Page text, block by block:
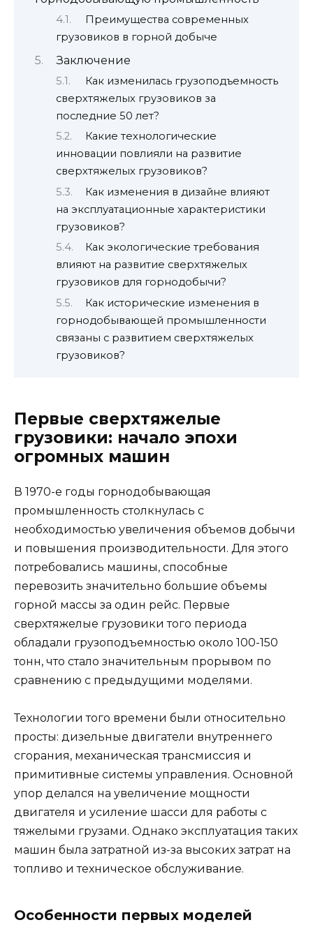
Преимущества современных
грузовиков в горной добыче
Заключение
Как изменилась грузоподъемность
сверхтяжелых грузовиков за
последние 50 лет?
Какие технологические
инновации повлияли на развитие
сверхтяжелых грузовиков?
Как изменения в дизайне влияют
на эксплуатационные характеристики
грузовиков?
Как экологические требования
влияют на развитие сверхтяжелых
грузовиков для горнодобычи?
Как исторические изменения в
горнодобывающей промышленности
связаны с развитием сверхтяжелых
грузовиков?
Первые сверхтяжелые
грузовики: начало эпохи
огромных машин
В 1970-е годы горнодобывающая
промышленность столкнулась с
необходимостью увеличения объемов добычи
и повышения производительности. Для этого
потребовались машины, способные
перевозить значительно большие объемы
горной массы за один рейс. Первые
сверхтяжелые грузовики того периода
обладали грузоподъемностью около 100-150
тонн, что стало значительным прорывом по
сравнению с предыдущими моделями.
Технологии того времени были относительно
просты: дизельные двигатели внутреннего
сгорания, механическая трансмиссия и
примитивные системы управления. Основной
упор делался на увеличение мощности
двигателя и усиление шасси для работы с
тяжелыми грузами. Однако эксплуатация таких
машин была затратной из-за высоких затрат на
топливо и техническое обслуживание.
Особенности первых моделей